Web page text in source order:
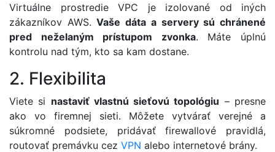
Virtuálne prostredie VPC je izolované od iných
zákazníkov AWS.Vaše dáta a servery sú chránené
pred neželaným prístupom zvonka. Máte úplnú
kontrolu nad tým, kto sa kam dostane.
2. Flexibilita
Viete si nastaviť vlastnú sieťovú topológiu – presne
ako vo firemnej sieti. Môžete vytvárať verejné a
súkromné podsiete, pridávať firewallové pravidlá,
routovať premávku cez VPN alebo internetové brány.